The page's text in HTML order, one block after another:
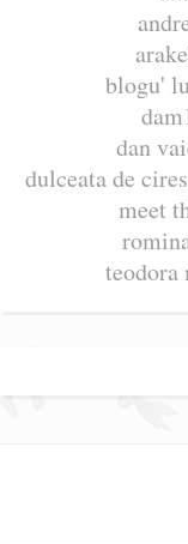
blogu'
dan
dulceata de
meet
teodora